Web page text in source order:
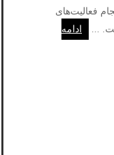
فعالیت‌های
...
ادامه